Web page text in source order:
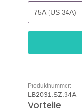
Produktnummer:
LB2031.SZ.34A
Vorteile